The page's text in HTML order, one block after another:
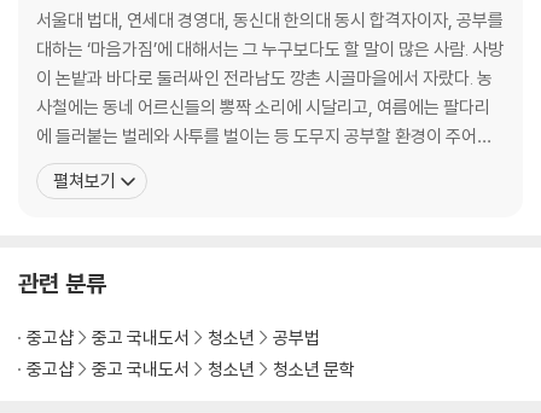
이 책의 효과는 실로 놀랍다. “별점 1개를 주고 싶다. 내 아이 말고 아무도
읽지 못하도록”이라고 말한 어느 학부모의 말처럼 이미 발 빠른 부모들은
비밀스럽게 이 책을 아이 책상 위에 슬며시 놓아두고 있다. 당신의 아이는
지금 즐겁게 공부하고 있는가, 아니면 억지로 공부하고 있는가? 한 가지
확실한 사실은 ‘오늘 바로 읽힐수록 아이의 인생이 한 걸음 더 빨리 달라진
다는 것’이다.
마음을 다지는 순간, 공부는 재미있어진다
02 내 인생은 오직 한 번뿐이기 때문에
_공부하지 않기에는 내 인생에게 미안하니까
_공부는 내 마음을 한 뼘씩 성장시킨다
_꿈, 목표, 그리고 욕망은 각각 다르다
Beyond Story ‘뿌리의 시절’을 기꺼이 받아들이는 사람
_내 결심이 ‘작심3일’이었던 이유
_너 진짜 이러고 있을 때가 아니다
_나 자신을 속이지 않는 사람
서울대 법대, 연세대 경영대, 동신대 한의대 동시 합격자이자, 공부를
대하는 ‘마음가짐’에 대해서는 그 누구보다도 할 말이 많은 사람. 사방
이 논밭과 바다로 둘러싸인 전라남도 깡촌 시골마을에서 자랐다. 농
사철에는 동네 어르신들의 뽕짝 소리에 시달리고, 여름에는 팔다리
에 들러붙는 벌레와 사투를 벌이는 등 도무지 공부할 환경이 주어지
지 않았다. 설상가상으로 중학교 시절을 온갖 ‘잉여짓’으로 날려버린
탓에 초등학생용 문제집을 사서 푸는 굴욕을 맛보았고, 그 덕에 눈물
펼쳐보기
관련 분류
중고샵 중고 국내도서 청소년
공부법
중고샵
중고 국내도서 청소년 청소년 문학